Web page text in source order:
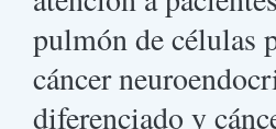
pulmón de células
cáncer
diferenciado y